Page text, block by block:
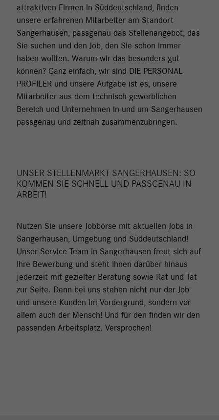
attraktiven Firmen in Süddeutschland, finden
unsere erfahrenen Mitarbeiter am Standort
Sangerhausen, passgenau das Stellenangebot, das
Sie suchen und den Job, den Sie schon immer
haben wollten. Warum wir das besonders gut
können? Ganz einfach, wir sind DIE PERSONAL
PROFILER und unsere Aufgabe ist es, unsere
Mitarbeiter aus dem technisch-gewerblichen
Bereich und Unternehmen in und um Sangerhausen
passgenau und zeitnah zusammenzubringen.
UNSER STELLENMARKT SANGERHAUSEN: SO
KOMMEN SIE SCHNELL UND PASSGENAU IN
ARBEIT!
Nutzen Sie unsere Jobbörse mit aktuellen Jobs in
Sangerhausen, Umgebung und Süddeutschland!
Unser Service Team in Sangerhausen freut sich auf
Ihre Bewerbung und steht Ihnen darüber hinaus
jederzeit mit gezielter Beratung sowie Rat und Tat
zur Seite. Denn bei uns stehen nicht nur der Job
und unsere Kunden im Vordergrund, sondern vor
allem auch der Mensch! Und für den finden wir den
passenden Arbeitsplatz. Versprochen!